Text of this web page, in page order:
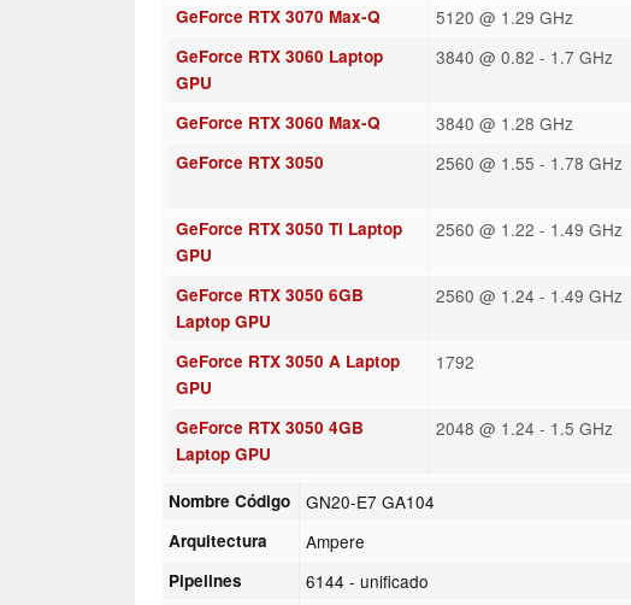
GeForce RTX 3070 Max-Q 5120 @ 1.29 GHz
GeForce RTX 3060 Laptop
GPU
3840 @ 0.82 - 1.7 GHz
GeForce RTX 3060 Max-Q 3840 @ 1.28 GHz
GeForce RTX 3050 2560 @ 1.55 - 1.78 GHz
GeForce RTX 3050 Ti Laptop
GPU
2560 @ 1.22 - 1.49 GHz
GeForce RTX 3050 6GB
Laptop GPU
2560 @ 1.24 - 1.49 GHz
GeForce RTX 3050 A Laptop
GPU
1792
GeForce RTX 3050 4GB
Laptop GPU
2048 @ 1.24 - 1.5 GHz
Nombre Código GN20-E7 GA104
Arquitectura Ampere
Pipelines 6144 - unificado